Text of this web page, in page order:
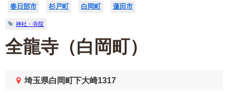
春日部市 杉戸町 白岡町 蓮田市
神社・寺院
全龍寺（白岡町）
埼玉県白岡町下大崎1317